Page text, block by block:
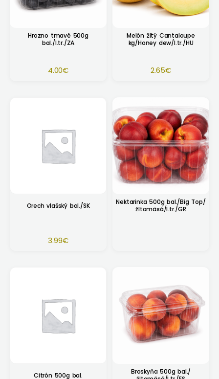
Hrozno tmavé 500g
bal./I.tr./ZA
4.00€
Melón žltý Cantaloupe
kg/Honey dew/I.tr./HU
2.65€
Orech vlašský bal./SK
3.99€
Nektarinka 500g bal./Big Top/
žltomäsá/I.tr./GR
Citrón 500g bal.
Broskyňa 500g bal./